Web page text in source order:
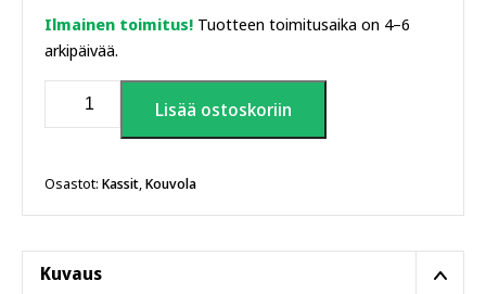
Ilmainen toimitus! Tuotteen toimitusaika on 4–6
arkipäivää.
tienviitta
kangaskassi
Lisää ostoskoriin
Osastot: Kassit,Kouvola
Kuvaus